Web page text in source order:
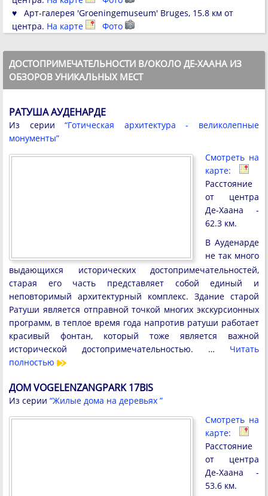
♥ Арт-галерея 'Groeningemuseum' Bruges, 15.8 км от
центра. На карте Фото
ДОСТОПРИМЕЧАТЕЛЬНОСТИ В/ОКОЛО ДЕ-ХААНА ИЗ
ОБЗОРОВ УНИКАЛЬНЫХ МЕСТ
РАТУША АУДЕНАРДЕ
Из серии“Готическая архитектура - великолепные
монументы”
Смотреть на
карте:
Расстояние
от центра
Де-Хаана -
62.3 км.
В Ауденарде
не так много
выдающихся исторических достопримечательностей,
старая его часть представляет собой единый и
неповторимый архитектурный комплекс. Здание старой
Ратуши является отправной точкой многих экскурсионных
программ, в теплое время года напротив ратуши работает
красивый фонтан, который тоже является важной
исторической достопримечательностью. … Читать
полностью
ДОМ VOGELENZANGPARK 17BIS
Из серии “Жилые дома на деревьях ”
Смотреть на
карте:
Расстояние
от центра
Де-Хаана -
53.6 км.